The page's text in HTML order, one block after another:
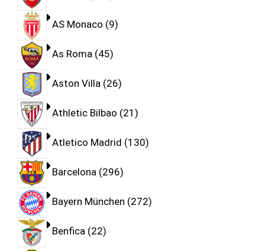
AS Monaco 9
As Roma 45
Aston Villa 26
Athletic Bilbao 21
Atletico Madrid 130
Barcelona 296
Bayern München 272
Benfica 22